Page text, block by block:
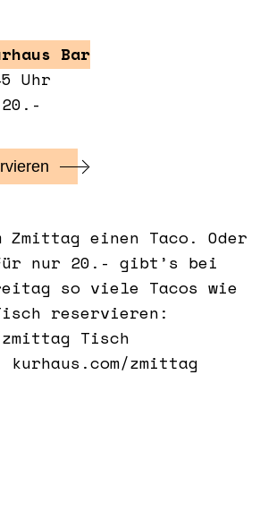
Bar
Uhr
Zmittag einen Taco. Oder
nur 20.- gibt’s bei
so viele Tacos wie
reservieren:
zmittag Tisch
zmittag